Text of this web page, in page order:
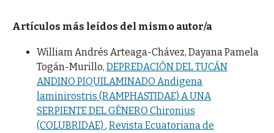
Artículos más leídos del mismo autor/a
William Andrés Arteaga-Chávez, Dayana Pamela
Togán-Murillo, DEPREDACIÓN DEL TUCÁN
ANDINO PIQUILAMINADO Andigena
laminirostris (RAMPHASTIDAE) A UNA
SERPIENTE DEL GÉNERO Chironius
(COLUBRIDAE) , Revista Ecuatoriana de